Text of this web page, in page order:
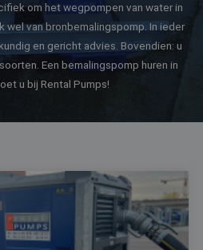
om het wegpompen van water in
wel van bronbemalingspomp. In ieder
en gericht advies. Bovendien: u
Een bemalingspomp huren in
u bij Rental Pumps!